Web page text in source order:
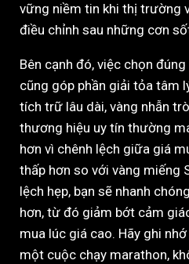
vững niềm tin khi thị trường
điều chỉnh sau những cơn
Bên cạnh đó, việc chọn
cũng góp phần giải tỏa tâm
tích trữ lâu dài, vàng nhẫn
thương hiệu uy tín thường
hơn vì chênh lệch giữa giá
thấp hơn so với vàng miếng
lệch hẹp, bạn sẽ nhanh
hơn, từ đó giảm bớt cảm
mua lúc giá cao. Hãy ghi
một cuộc chạy marathon,